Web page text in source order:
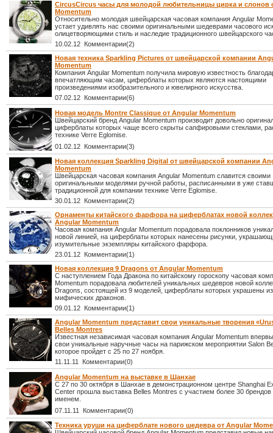
CircusCircus часы для молодой любительницы цирка и слонов
Momentum
Относительно молодая швейцарская часовая компания Angular
устает удивлять нас своими оригинальными шедеврами часового
олицетворяющими стиль и наследие традиционного швейцарского
10.02.12 Комментарии(2)
Новая техника Sparkling Pictures от швейцарской компании
Momentum
Компания Angular Momentum получила мировую известность
впечатляющим часам, циферблаты которых являются настоящими
произведениями изобразительного и ювелирного искусства.
07.02.12 Комментарии(6)
Новая модель Montre Classique от Angular Momentum
Швейцарский бренд Angular Momentum производит довольно
циферблаты которых чаще всего скрыты сапфировыми стеклами,
технике Verre Eglomise.
01.02.12 Комментарии(3)
Новая коллекция Sparkling Digital от швейцарской компании
Momentum
Швейцарская часовая компания Angular Momentum славится своими
оригинальными моделями ручной работы, расписанными в уже
традиционной для компании технике Verre Eglomise.
30.01.12 Комментарии(2)
Орнаменты китайского фарфора на циферблатах новой
Angular Momentum
Часовая компания Angular Momentum порадовала поклонников
новой линией, на циферблаты которых нанесены рисунки,
изумительные экземпляры китайского фарфора.
23.01.12 Комментарии(1)
Новая коллекция 9 Dragons от Angular Momentum
С наступлением Года Дракона по китайскому гороскопу часовая
Momentum порадовала любителей уникальных шедевров новой
Dragons, состоящей из 9 моделей, циферблаты которых украшены
мифических драконов.
09.01.12 Комментарии(1)
Angular Momentum представит свои уникальные творения
Belles Montres
Известная независимая часовая компания Angular Momentum
свои уникальные наручные часы на парижском мероприятии Salon
которое пройдет с 25 по 27 ноября.
11.11.11 Комментарии(0)
Angular Momentum на выставке в Шанхае
С 27 по 30 октября в Шанхае в демонстрационном центре Shanghai
Center прошла выставка Belles Montres с участием более 30
именем.
07.11.11 Комментарии(0)
Техника уруши на циферблате нового шедевра от Angular